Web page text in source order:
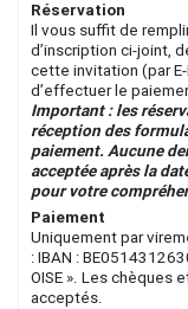
Réservation
Il vous suffit de
d’inscription ci-joint,
cette invitation (par
d’effectuer le
Important : les
réception des
paiement. Aucune
acceptée après la
pour votre
Paiement
Uniquement par
: IBAN :
OISE ». Les chèques
acceptés.